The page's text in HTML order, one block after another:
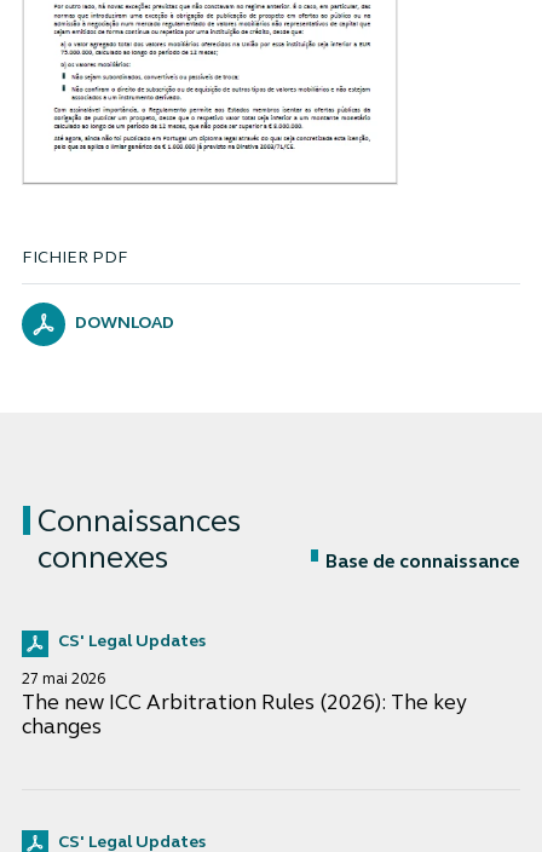
FICHIER PDF
DOWNLOAD
Connaissances
connexes
Base de connaissance
CS' Legal Updates
27 mai 2026
The new ICC Arbitration Rules (2026): The key
changes
CS' Legal Updates